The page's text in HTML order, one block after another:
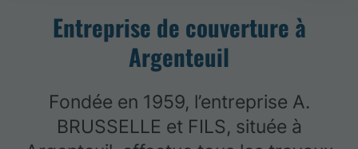
Entreprise de couverture à
Argenteuil
Fondée en 1959, l’entreprise A.
BRUSSELLE et FILS, située à